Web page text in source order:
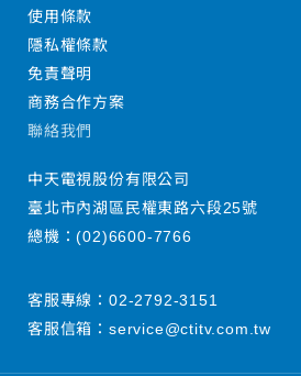
使用條款
隱私權條款
免責聲明
商務合作方案
聯絡我們
中天電視股份有限公司
臺北市內湖區民權東路六段25號
總機：(02)6600-7766
客服專線： 02-2792-3151
客服信箱： service@ctitv.com.tw